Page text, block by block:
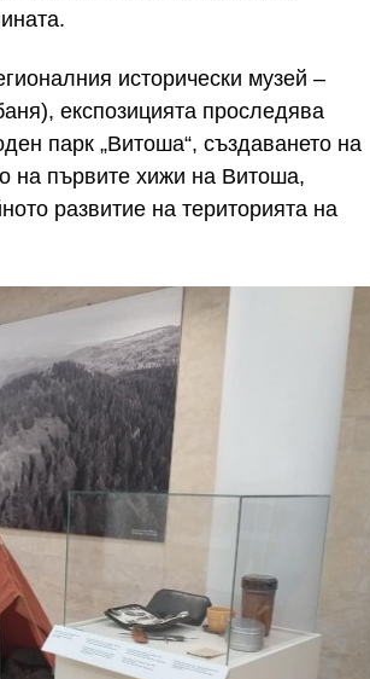
исторически музей –
експозицията проследява
парк „Витоша“, създаването на
на първите хижи на Витоша,
развитие на територията на